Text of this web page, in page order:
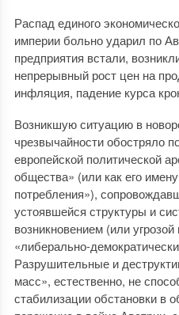
Распад единого
империи больно ударил по
предприятия встали,
непрерывный рост цен на
инфляция, падение курса
Возникшую ситуацию в
чрезвычайности обостряло
европейской политической
общества» (или как его
потребления»),
устоявшейся структуры и
возникновением (или
«либерально-
Разрушительные и
масс», естественно, не
стабилизации обстановки в